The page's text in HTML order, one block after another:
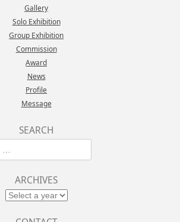
Gallery
Solo Exhibition
Group Exhibition
Commission
Award
News
Profile
Message
SEARCH
ARCHIVES